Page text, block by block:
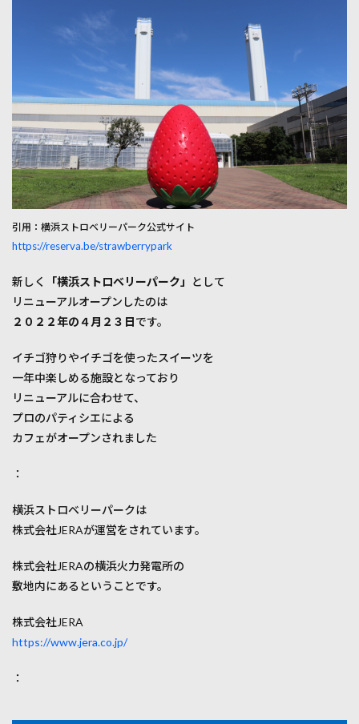
スト
ロベ
リー
パー
クの
営業
時間
と予
約方
法
は？
2.1
営業
時間
と予
2.2
予約
方法
3
横浜
スト
クの
料金
は？
4
横浜
スト
リー
クの
引用：横浜ストロベリーパーク公式サイト
https://reserva.be/strawberrypark
新しく 「横浜ストロベリーパーク」
として
リニューアルオープンしたのは
２０２２年の４月２３日です。
イチゴ狩りやイチゴを使ったスイーツを
一年中楽しめる施設となっており
リニューアルに合わせて、
プロのパティシエによる
カフェがオープンされました
：
横浜ストロベリーパークは
株式会社JERAが運営をされています。
株式会社JERAの横浜火力発電所の
敷地内にあるということです。
株式会社JERA
https://www.jera.co.jp/
：